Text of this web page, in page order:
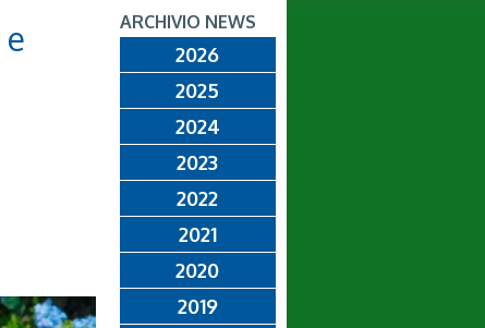
ARCHIVIO NEWS
2026
2025
2024
2023
2022
2021
2020
2019